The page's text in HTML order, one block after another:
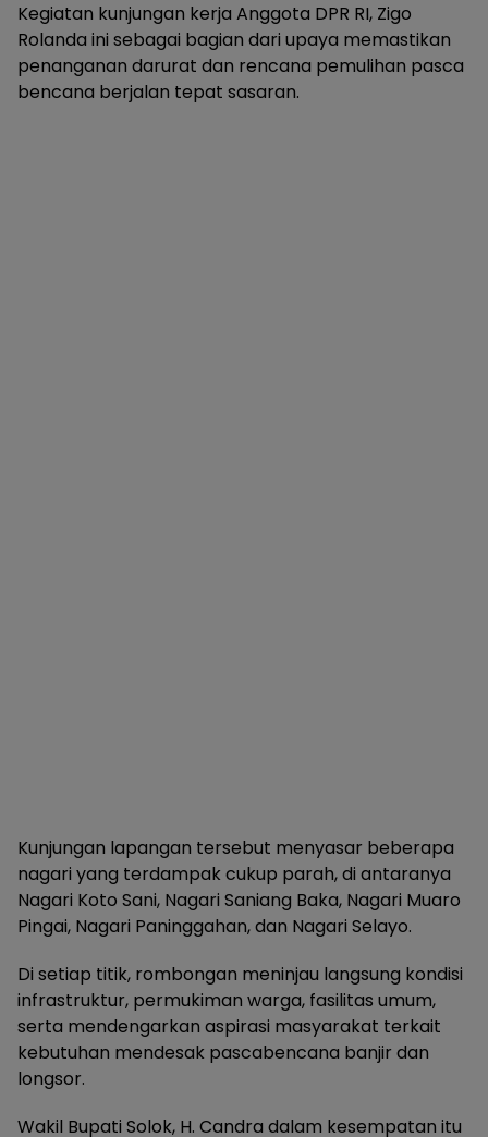
Kegiatan kunjungan kerja Anggota DPR RI, Zigo
Rolanda ini sebagai bagian dari upaya memastikan
penanganan darurat dan rencana pemulihan pasca
bencana berjalan tepat sasaran.
Kunjungan lapangan tersebut menyasar beberapa
nagari yang terdampak cukup parah, di antaranya
Nagari Koto Sani, Nagari Saniang Baka, Nagari Muaro
Pingai, Nagari Paninggahan, dan Nagari Selayo.
Di setiap titik, rombongan meninjau langsung kondisi
infrastruktur, permukiman warga, fasilitas umum,
serta mendengarkan aspirasi masyarakat terkait
kebutuhan mendesak pascabencana banjir dan
longsor.
Wakil Bupati Solok, H. Candra dalam kesempatan itu